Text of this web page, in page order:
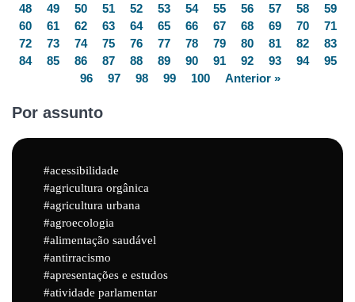
48
49 50 51 52 53 54 55 56 57 58
59
60
61 62 63 64 65 66 67 68 69 70
71
72
73 74 75 76 77 78 79 80 81 82
83
84
85 86 87 88 89 90 91 92 93 94
95
96
97 98 99 100 Anterior »
Por assunto
acessibilidade
agricultura orgânica
agricultura urbana
agroecologia
alimentação saudável
antirracismo
apresentações e estudos
atividade parlamentar